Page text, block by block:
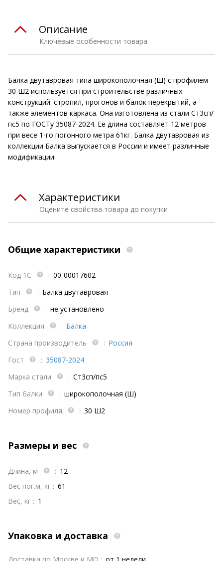
Ключевые особенности товара
Описание
Балка двутавровая типа широкополочная (Ш) с профилем
30 Ш2 используется при строительстве различных
конструкций: стропил, прогонов и балок перекрытий, а
также элементов каркаса. Она изготовлена из стали Ст3сп/
пс5 по ГОСТу 35087-2024. Ее длина составляет 12 метров
при весе 1-го погонного метра 61кг. Балка двутавровая из
коллекции Балка выпускается в России и имеет различные
модификации.
Оцените свойства товара до покупки
Характеристики
Общие характеристики
Код 1С : 00-00017602
Тип
: Балка двутавровая
Бренд
: не установлено
Коллекция
: Балка
Страна производитель
: Россия
Гост
: 35087-2024
Марка стали
: Ст3сп/пс5
Тип балки
: широкополочная (Ш)
Номер профиля
: 30 Ш2
Размеры и вес
Длина, м : 12
Вес пог.м, кг : 61
Вес, кг : 1
Упаковка и доставка
Доставка по Москве и МО : от 1 недели